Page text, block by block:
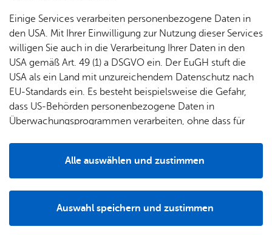
Ämter
A–Z
Diens
t­leis­
tun­gen
A–Z
For­
fent­li­
che
Be­
kannt­
ma­
chun­
& TV
Pres­se
Bil­
dung
& Be­
treu­
ung
Potz­
be­
treu­
ung
Schu­
len
Bau­
stel­len
& Um­
lei­tun­
Um­
welt &
Kli­ma­
Sa­nie­
ren &
bi­li­en
Stadt­
Fa­mi­lie
& Kin­
der
Se­nio­
ren
Woh­
nen
re­frei
Pfle­ge
& Un­
ter­stüt­
zung
Ein­rich­tun­gen
Einige Services verarbeiten personenbezogene Daten in
den USA. Mit Ihrer Einwilligung zur Nutzung dieser Services
willigen Sie auch in die Verarbeitung Ihrer Daten in den
USA gemäß Art. 49 (1) a DSGVO ein. Der EuGH stuft die
USA als ein Land mit unzureichendem Datenschutz nach
EU-Standards ein. Es besteht beispielsweise die Gefahr,
dass US-Behörden personenbezogene Daten in
Überwachungsprogrammen verarbeiten, ohne dass für
Auswahl speichern und zustimmen
Alle auswählen und zustimmen